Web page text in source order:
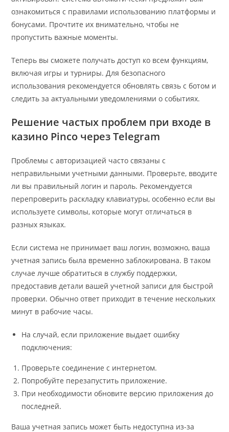
ознакомиться с правилами использованию платформы и
бонусами. Прочтите их внимательно, чтобы не
пропустить важные моменты.
Теперь вы сможете получать доступ ко всем функциям,
включая игры и турниры. Для безопасного
использования рекомендуется обновлять связь с ботом и
следить за актуальными уведомлениями о событиях.
Решение частых проблем при входе в
казино Pinco через Telegram
Проблемы с авторизацией часто связаны с
неправильными учетными данными. Проверьте, вводите
ли вы правильный логин и пароль. Рекомендуется
перепроверить раскладку клавиатуры, особенно если вы
используете символы, которые могут отличаться в
разных языках.
Если система не принимает ваш логин, возможно, ваша
учетная запись была временно заблокирована. В таком
случае лучше обратиться в службу поддержки,
предоставив детали вашей учетной записи для быстрой
проверки. Обычно ответ приходит в течение нескольких
минут в рабочие часы.
На случай, если приложение выдает ошибку
подключения:
Проверьте соединение с интернетом.
Попробуйте перезапустить приложение.
При необходимости обновите версию приложения до
последней.
Ваша учетная запись может быть недоступна из-за